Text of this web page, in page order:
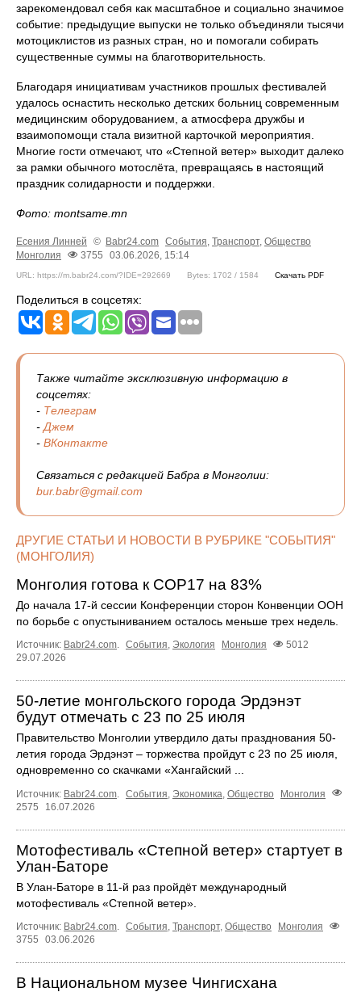
зарекомендовал себя как масштабное и социально значимое
событие: предыдущие выпуски не только объединяли тысячи
мотоциклистов из разных стран, но и помогали собирать
существенные суммы на благотворительность.
Благодаря инициативам участников прошлых фестивалей
удалось оснастить несколько детских больниц современным
медицинским оборудованием, а атмосфера дружбы и
взаимопомощи стала визитной карточкой мероприятия.
Многие гости отмечают, что «Степной ветер» выходит далеко
за рамки обычного мотослёта, превращаясь в настоящий
праздник солидарности и поддержки.
Фото: montsame.mn
Есения Линней © Babr24.com События, Транспорт, Общество
Монголия
3755 03.06.2026, 15:14
URL: https://m.babr24.com/?IDE=292669 Bytes: 1702 / 1584 Скачать PDF
Поделиться в соцсетях:
Также читайте эксклюзивную информацию в
соцсетях:
- Телеграм
-Джем
- ВКонтакте
Связаться с редакцией Бабра в Монголии:
bur.babr@gmail.com
ДРУГИЕ СТАТЬИ И НОВОСТИ В РУБРИКЕ "СОБЫТИЯ"
(МОНГОЛИЯ)
Монголия готова к COP17 на 83%
До начала 17-й сессии Конференции сторон Конвенции ООН
по борьбе с опустыниванием осталось меньше трех недель.
Источник: Babr24.com. События, Экология Монголия
5012
29.07.2026
50-летие монгольского города Эрдэнэт
будут отмечать с 23 по 25 июля
Правительство Монголии утвердило даты празднования 50-
летия города Эрдэнэт – торжества пройдут с 23 по 25 июля,
одновременно со скачками «Хангайский ...
Источник: Babr24.com События Экономика Общество
Монголия
2575
16.07.2026
Мотофестиваль «Степной ветер» стартует в
Улан‑Баторе
В Улан‑Баторе в 11‑й раз пройдёт международный
мотофестиваль «Степной ветер».
Источник: Babr24.com События Транспорт, Общество
Монголия
3755
03.06.2026
В Национальном музее Чингисхана